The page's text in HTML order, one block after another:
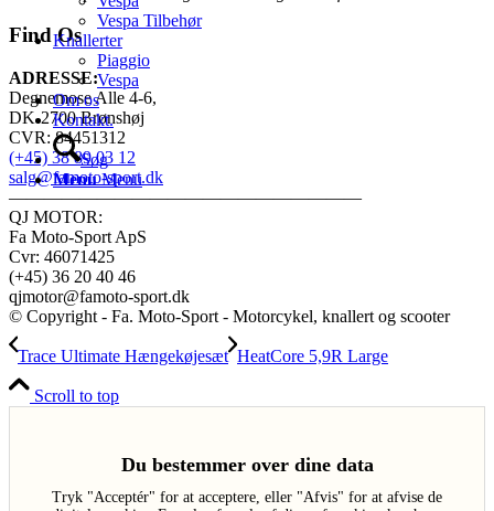
Vespa Tilbehør
Knallerter
Piaggio
Vespa
Om os
Kontakt.
Søg
Menu Menu
Find Os
ADRESSE:
Degnemose Alle 4-6,
DK-2700 Brønshøj
CVR: 84451312
(+45) 38 89 03 12
salg@famoto-sport.dk
————————————————————
QJ MOTOR:
Fa Moto-Sport ApS
Cvr: 46071425
(+45) 36 20 40 46
qjmotor@famoto-sport.dk
© Copyright - Fa. Moto-Sport - Motorcykel, knallert og scooter
Trace Ultimate Hængekøjesæt HeatCore 5,9R Large
Scroll to top
Du bestemmer over dine data
Tryk "Acceptér" for at acceptere, eller "Afvis" for at afvise de